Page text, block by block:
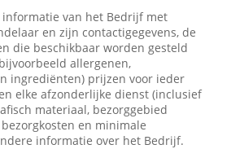
informatie van het Bedrijf met
en zijn contactigegevens, de
die beschikbaar worden gesteld
allergenen,
ingrediënten) prijzen voor ieder
elke afzonderlijke dienst (inclusief
materiaal, bezorggebied
en minimale
informatie over het Bedrijf.